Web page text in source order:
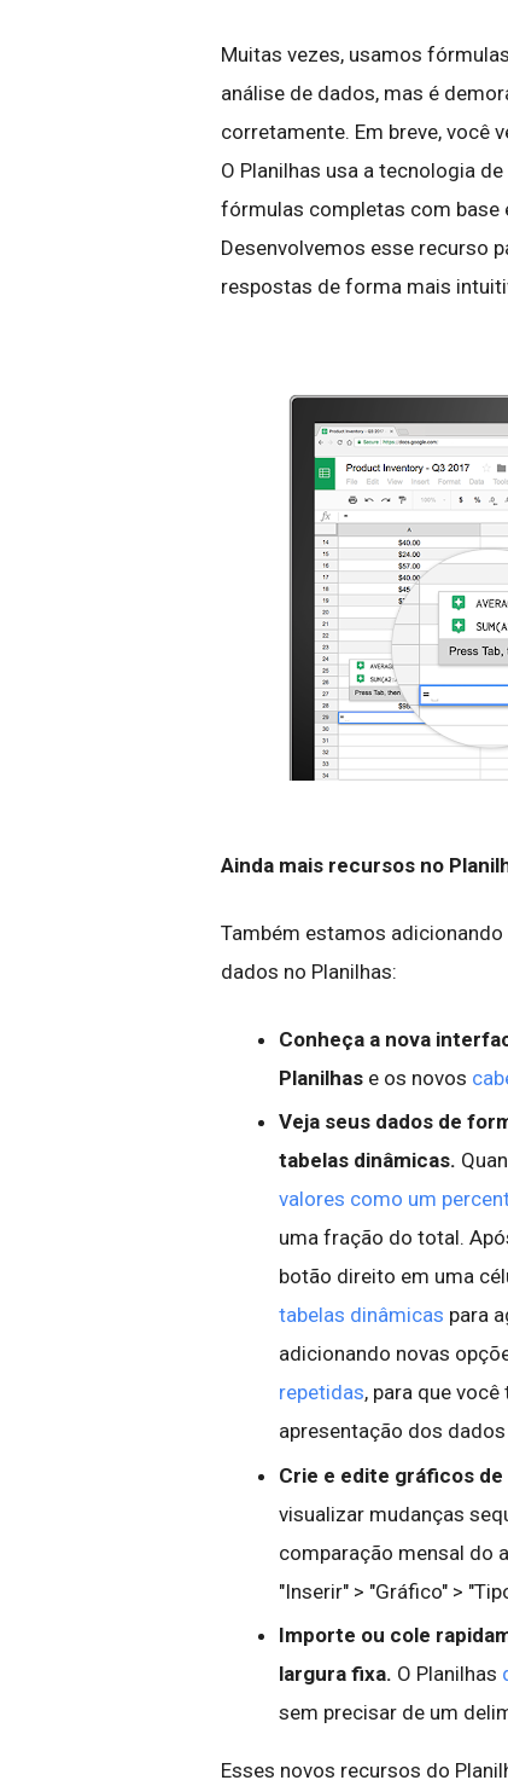
Muitas vezes, usamos
análise de dados, mas é
corretamente. Em breve, você
O Planilhas usa a tecnologia
fórmulas completas com base
Desenvolvemos esse recurso
respostas de forma mais
Ainda mais recursos no
Também estamos
dados no Planilhas:
Conheça a nova
Planilhas e os novos
Veja seus dados de
tabelas dinâmicas.
valores como um
uma fração do total.
botão direito em uma
tabelas dinâmicas para
adicionando novas
repetidas, para que
apresentação dos
Crie e edite gráficos
visualizar mudanças
comparação mensal do
"Inserir" > "Gráfico" >
Importe ou cole
largura fixa. O Planilhas
sem precisar de um
Esses novos recursos do